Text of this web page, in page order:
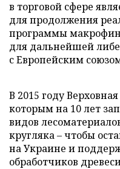
в торговой сфере
для продолжения
программы
для дальнейшей
с Европейским
В 2015 году
которым на 10 лет
видов
кругляка – чтобы
на Украине и
обработчиков